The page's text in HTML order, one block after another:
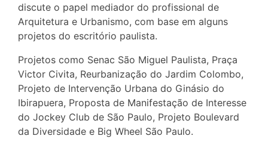
discute o papel mediador do profissional de
Arquitetura e Urbanismo, com base em alguns
projetos do escritório paulista.
Projetos como Senac São Miguel Paulista, Praça
Victor Civita, Reurbanização do Jardim Colombo,
Projeto de Intervenção Urbana do Ginásio do
Ibirapuera, Proposta de Manifestação de Interesse
do Jockey Club de São Paulo, Projeto Boulevard
da Diversidade e Big Wheel São Paulo.